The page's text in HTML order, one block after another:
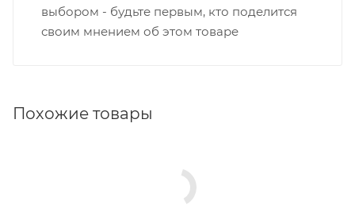
выбором - будьте первым, кто поделится
своим мнением об этом товаре
Похожие товары